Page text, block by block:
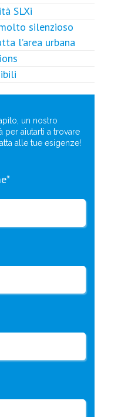
SLXi
silenzioso
l’area urbana
un nostro
per aiutarti a trovare
alle tue esigenze!